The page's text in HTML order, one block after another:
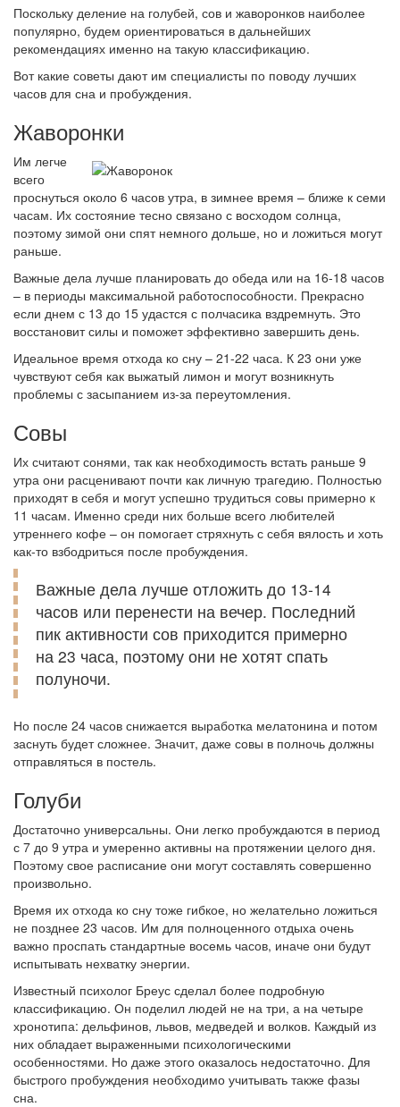
Поскольку деление на голубей, сов и жаворонков наиболее
популярно, будем ориентироваться в дальнейших
рекомендациях именно на такую классификацию.
Вот какие советы дают им специалисты по поводу лучших
часов для сна и пробуждения.
Жаворонки
Им легче
всего
проснуться около 6 часов утра, в зимнее время – ближе к семи
часам. Их состояние тесно связано с восходом солнца,
поэтому зимой они спят немного дольше, но и ложиться могут
раньше.
Важные дела лучше планировать до обеда или на 16-18 часов
– в периоды максимальной работоспособности. Прекрасно
если днем с 13 до 15 удастся с полчасика вздремнуть. Это
восстановит силы и поможет эффективно завершить день.
Идеальное время отхода ко сну – 21-22 часа. К 23 они уже
чувствуют себя как выжатый лимон и могут возникнуть
проблемы с засыпанием из-за переутомления.
Совы
Их считают сонями, так как необходимость встать раньше 9
утра они расценивают почти как личную трагедию. Полностью
приходят в себя и могут успешно трудиться совы примерно к
11 часам. Именно среди них больше всего любителей
утреннего кофе – он помогает стряхнуть с себя вялость и хоть
как-то взбодриться после пробуждения.
Важные дела лучше отложить до 13-14
часов или перенести на вечер. Последний
пик активности сов приходится примерно
на 23 часа, поэтому они не хотят спать
полуночи.
Но после 24 часов снижается выработка мелатонина и потом
заснуть будет сложнее. Значит, даже совы в полночь должны
отправляться в постель.
Голуби
Достаточно универсальны. Они легко пробуждаются в период
с 7 до 9 утра и умеренно активны на протяжении целого дня.
Поэтому свое расписание они могут составлять совершенно
произвольно.
Время их отхода ко сну тоже гибкое, но желательно ложиться
не позднее 23 часов. Им для полноценного отдыха очень
важно проспать стандартные восемь часов, иначе они будут
испытывать нехватку энергии.
Известный психолог Бреус сделал более подробную
классификацию. Он поделил людей не на три, а на четыре
хронотипа: дельфинов, львов, медведей и волков. Каждый из
них обладает выраженными психологическими
особенностями. Но даже этого оказалось недостаточно. Для
быстрого пробуждения необходимо учитывать также фазы
сна.